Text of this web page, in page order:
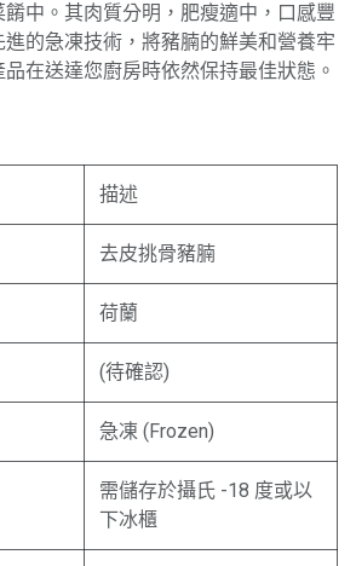
中。其肉質分明，肥瘦適中，口感豐
的急凍技術，將豬腩的鮮美和營養牢
在送達您廚房時依然保持最佳狀態。
描述
去皮挑骨豬腩
荷蘭
(待確認)
急凍 (Frozen)
需儲存於攝氏 -18 度或以
下冰櫃